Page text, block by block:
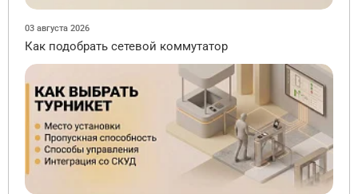
03 августа 2026
Как подобрать сетевой коммутатор